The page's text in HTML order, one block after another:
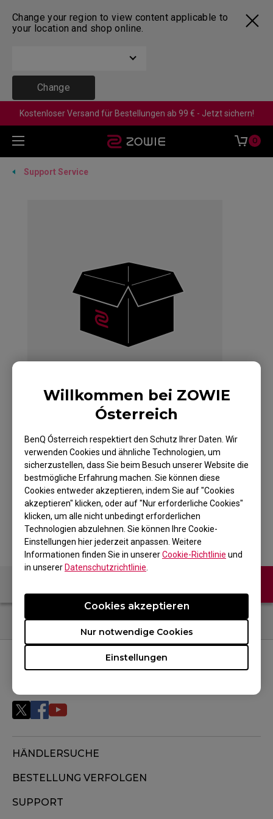
Change your region to view content applicable to
your location and shop online.
Change
Willkommen bei ZOWIE
Ósterreich
BenQ Ósterreich respektiert den Schutz Ihrer Daten. Wir
verwenden Cookies und ähnliche Technologien, um
sicherzustellen, dass Sie beim Besuch unserer Website die
bestmögliche Erfahrung machen. Sie können diese
Cookies entweder akzeptieren, indem Sie auf "Cookies
akzeptieren" klicken, oder auf "Nur erforderliche Cookies"
klicken, um alle nicht unbedingt erforderlichen
Technologien abzulehnen. Sie können Ihre Cookie-
Einstellungen hier jederzeit anpassen. Weitere
Informationen finden Sie in unsererCookie-Richtlinie und
in unsererDatenschutzrichtlinie
Einstellungen
Nur notwendige Cookies
Cookies akzeptieren
Kostenloser Versand für Bestellungen ab 99 € - Jetzt sichern!
0
Support Service
ZOWIE EC1 Maus für
Esport – Weiße
Edition
FOLGEN SIE UNS
HÄNDLERSUCHE
BESTELLUNG VERFOLGEN
SUPPORT